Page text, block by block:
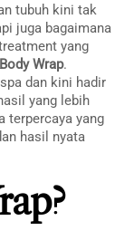
tubuh kini tak
juga bagaimana
yang
Body Wrap.
dan kini hadir
yang lebih
terpercaya yang
hasil nyata